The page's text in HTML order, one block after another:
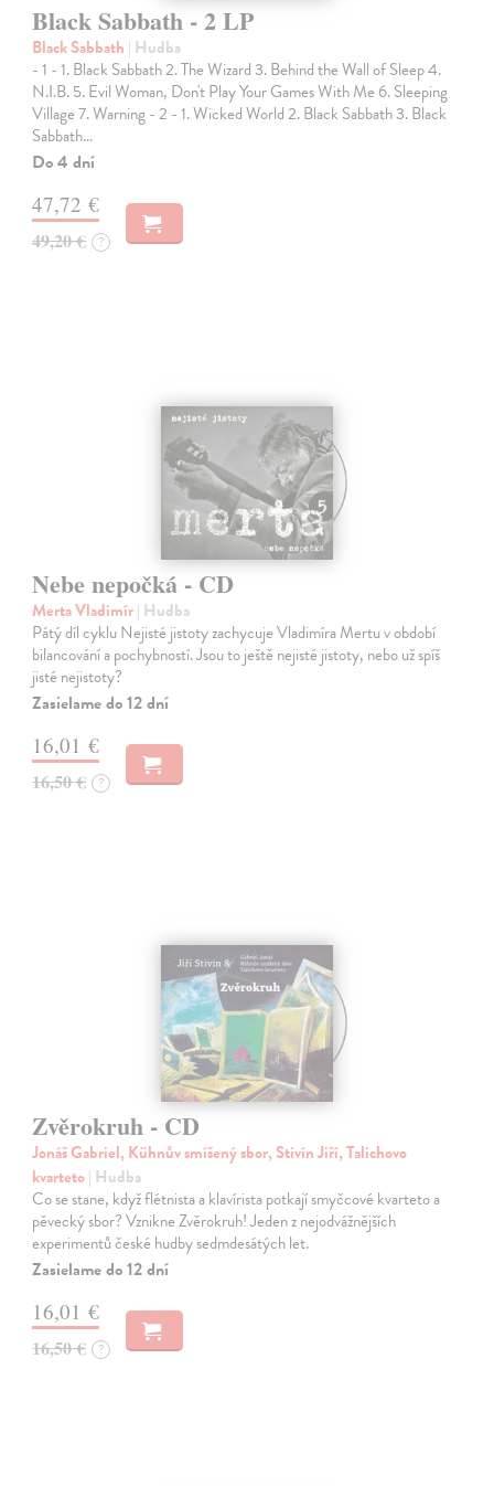
Black Sabbath - 2 LP
Black Sabbath | Hudba
- 1 - 1. Black Sabbath 2. The Wizard 3. Behind the Wall of Sleep 4.
N.I.B. 5. Evil Woman, Don't Play Your Games With Me 6. Sleeping
Village 7. Warning - 2 - 1. Wicked World 2. Black Sabbath 3. Black
Sabbath…
Do 4 dní
47,72 €
49,20 € ?
Nebe nepočká - CD
Merta Vladimír| Hudba
Pátý díl cyklu Nejisté jistoty zachycuje Vladimíra Mertu v období
bilancování a pochybností. Jsou to ještě nejisté jistoty, nebo už spíš
jisté nejistoty?
Zasielame do 12 dní
16,01 €
16,50 € ?
Zvěrokruh - CD
Jonáš Gabriel, Kühnův smíšený sbor, Stivín Jiří, Talichovo
kvarteto| Hudba
Co se stane, když flétnista a klavírista potkají smyčcové kvarteto a
pěvecký sbor? Vznikne Zvěrokruh! Jeden z nejodvážnějších
experimentů české hudby sedmdesátých let.
Zasielame do 12 dní
16,01 €
16,50 € ?